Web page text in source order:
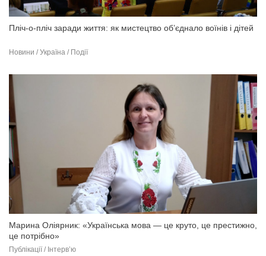
Пліч-о-пліч заради життя: як мистецтво об’єднало воїнів і дітей
Новини / Україна / Події
Марина Оліярник: «Українська мова — це круто, це престижно,
це потрібно»
Публікації / Інтерв’ю